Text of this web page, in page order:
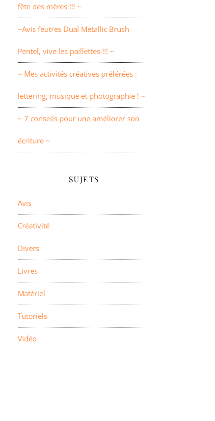
fête des mères !!! ~
~Avis feutres Dual Metallic Brush
Pentel, vive les paillettes !!! ~
~ Mes activités créatives préférées :
lettering, musique et photographie ! ~
~ 7 conseils pour une améliorer son
écriture ~
SUJETS
Avis
Créativité
Divers
Livres
Matériel
Tutoriels
Vidéo